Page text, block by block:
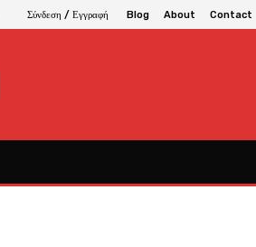
Σύνδεση / Εγγραφή Blog About Contact